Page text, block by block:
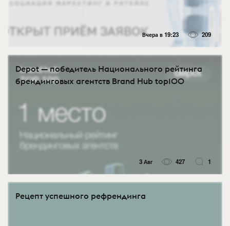
Вчера в 19:23 209
Depot — победитель Национального рейтинга
брендинговых агентств Brand Hub top100
3 Авг 427 1
Рецепт успешного рефрендинга